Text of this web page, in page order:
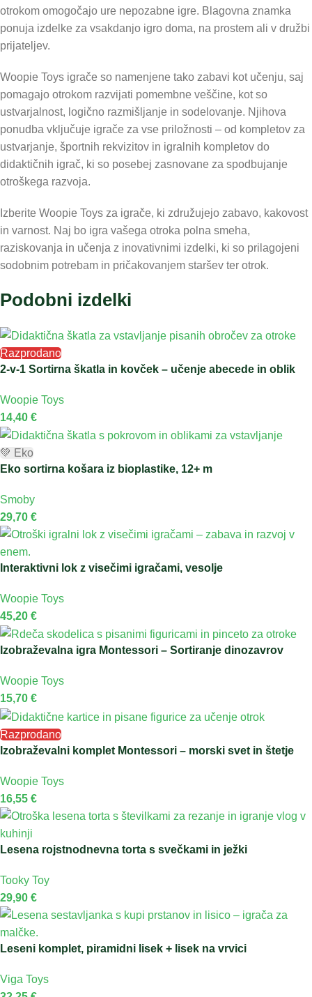
otrokom omogočajo ure nepozabne igre. Blagovna znamka
ponuja izdelke za vsakdanjo igro doma, na prostem ali v družbi
prijateljev.
Woopie Toys igrače so namenjene tako zabavi kot učenju, saj
pomagajo otrokom razvijati pomembne veščine, kot so
ustvarjalnost, logično razmišljanje in sodelovanje. Njihova
ponudba vključuje igrače za vse priložnosti – od kompletov za
ustvarjanje, športnih rekvizitov in igralnih kompletov do
didaktičnih igrač, ki so posebej zasnovane za spodbujanje
otroškega razvoja.
Izberite Woopie Toys za igrače, ki združujejo zabavo, kakovost
in varnost. Naj bo igra vašega otroka polna smeha,
raziskovanja in učenja z inovativnimi izdelki, ki so prilagojeni
sodobnim potrebam in pričakovanjem staršev ter otrok.
Podobni izdelki
Razprodano
2-v-1 Sortirna škatla in kovček – učenje abecede in oblik
Woopie Toys
14,40 €
💚 Eko
Eko sortirna košara iz bioplastike, 12+ m
Smoby
29,70 €
Interaktivni lok z visečimi igračami, vesolje
Woopie Toys
45,20 €
Izobraževalna igra Montessori – Sortiranje dinozavrov
Woopie Toys
15,70 €
Razprodano
Izobraževalni komplet Montessori – morski svet in štetje
Woopie Toys
16,55 €
Lesena rojstnodnevna torta s svečkami in ježki
Tooky Toy
29,90 €
Leseni komplet, piramidni lisek + lisek na vrvici
Viga Toys